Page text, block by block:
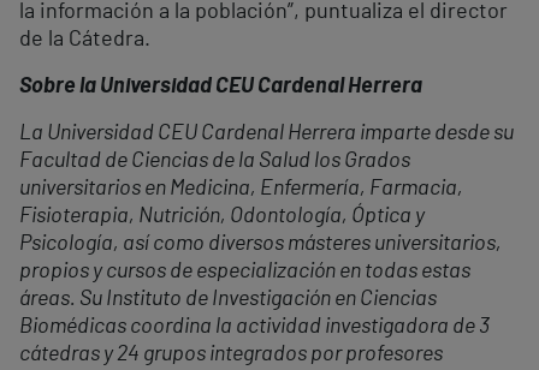
la información a la población”, puntualiza el director
de la Cátedra.
Sobre la Universidad CEU Cardenal Herrera
La Universidad CEU Cardenal Herrera imparte desde su
Facultad de Ciencias de la Salud los Grados
universitarios en Medicina, Enfermería, Farmacia,
Fisioterapia, Nutrición, Odontología, Óptica y
Psicología, así como diversos másteres universitarios,
propios y cursos de especialización en todas estas
áreas. Su Instituto de Investigación en Ciencias
Biomédicas coordina la actividad investigadora de 3
cátedras y 24 grupos integrados por profesores